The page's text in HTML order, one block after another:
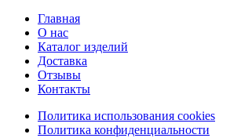
Главная
О нас
Каталог изделий
Доставка
Отзывы
Контакты
Политика использования cookies
Политика конфиденциальности